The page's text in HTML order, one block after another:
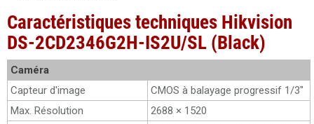
Caractéristiques techniques Hikvision
DS-2CD2346G2H-IS2U/SL (Black)
Caméra
Capteur d'image
CMOS à balayage progressif 1/3"
Max. Résolution
2688 × 1520